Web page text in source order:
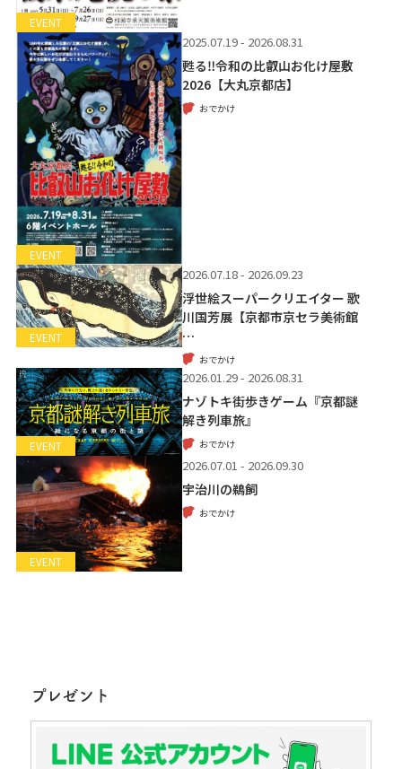
EVENT
EVENT
2025.07.19 - 2026.08.31
甦る‼令和の比叡山お化け屋敷
2026【大丸京都店】
おでかけ
EVENT
2026.07.18 - 2026.09.23
浮世絵スーパークリエイター 歌
川国芳展【京都市京セラ美術館
…
おでかけ
EVENT
2026.01.29 - 2026.08.31
ナゾトキ街歩きゲーム『京都謎
解き列車旅』
おでかけ
EVENT
2026.07.01 - 2026.09.30
宇治川の鵜飼
おでかけ
プレゼント